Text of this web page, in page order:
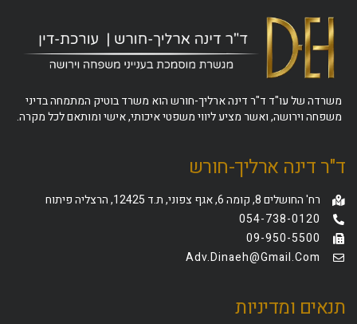
משרדה של עו"ד ד"ר דינה ארליך-חורש הוא משרד בוטיק המתמחה בדיני
משפחה וירושה, ואשר מציע ליווי משפטי איכותי, אישי ומותאם לכל מקרה.
ד"ר דינה ארליך-חורש
רח' החושלים 8, קומה 6, אגף צפוני, ת.ד 12425, הרצליה פיתוח
054-738-0120
09-950-5500
Adv.dinaeh@gmail.com
תנאים ומדיניות